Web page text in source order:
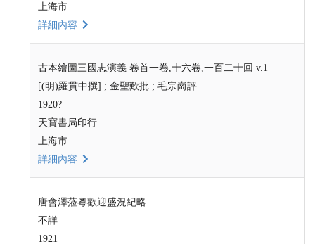
上海市
詳細內容
古本繪圖三國志演義 卷首一卷,十六卷,一百二十回 v.1
[(明)羅貫中撰] ; 金聖歎批 ; 毛宗崗評
1920?
天寶書局印行
上海市
詳細內容
唐會澤蒞粵歡迎盛況紀略
不詳
1921